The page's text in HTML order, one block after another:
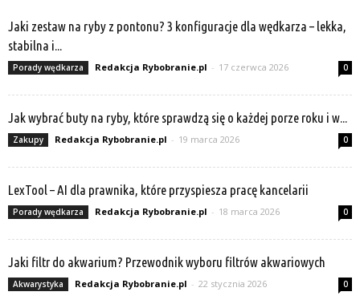
Jaki zestaw na ryby z pontonu? 3 konfiguracje dla wędkarza – lekka,
stabilna i...
Porady wędkarza Redakcja Rybobranie.pl - 17 czerwca 2026 0
Jak wybrać buty na ryby, które sprawdzą się o każdej porze roku i w...
Zakupy Redakcja Rybobranie.pl - 19 marca 2026 0
LexTool – AI dla prawnika, które przyspiesza pracę kancelarii
Porady wędkarza Redakcja Rybobranie.pl - 18 marca 2026 0
Jaki filtr do akwarium? Przewodnik wyboru filtrów akwariowych
Akwarystyka Redakcja Rybobranie.pl - 22 stycznia 2026 0